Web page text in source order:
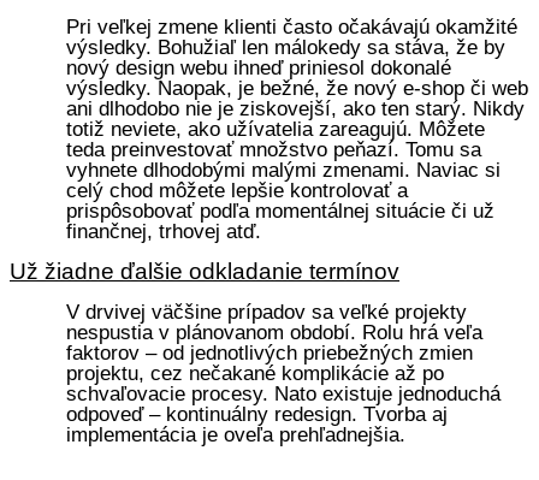
Pri veľkej zmene klienti často očakávajú okamžité
výsledky. Bohužiaľ len málokedy sa stáva, že by
nový design webu ihneď priniesol dokonalé
výsledky. Naopak, je bežné, že nový e-shop či web
ani dlhodobo nie je ziskovejší, ako ten starý. Nikdy
totiž neviete, ako užívatelia zareagujú. Môžete
teda preinvestovať množstvo peňazí. Tomu sa
vyhnete dlhodobými malými zmenami. Naviac si
celý chod môžete lepšie kontrolovať a
prispôsobovať podľa momentálnej situácie či už
finančnej, trhovej atď.
Už žiadne ďalšie odkladanie termínov
V drvivej väčšine prípadov sa veľké projekty
nespustia v plánovanom období. Rolu hrá veľa
faktorov – od jednotlivých priebežných zmien
projektu, cez nečakané komplikácie až po
schvaľovacie procesy. Nato existuje jednoduchá
odpoveď – kontinuálny redesign. Tvorba aj
implementácia je oveľa prehľadnejšia.